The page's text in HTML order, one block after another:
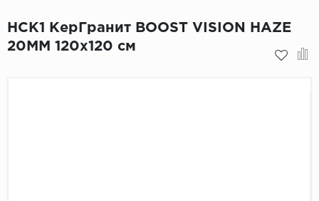
Керамогранит
HCK1 КерГранит BOOST VISION HAZE
20MM 120x120 см